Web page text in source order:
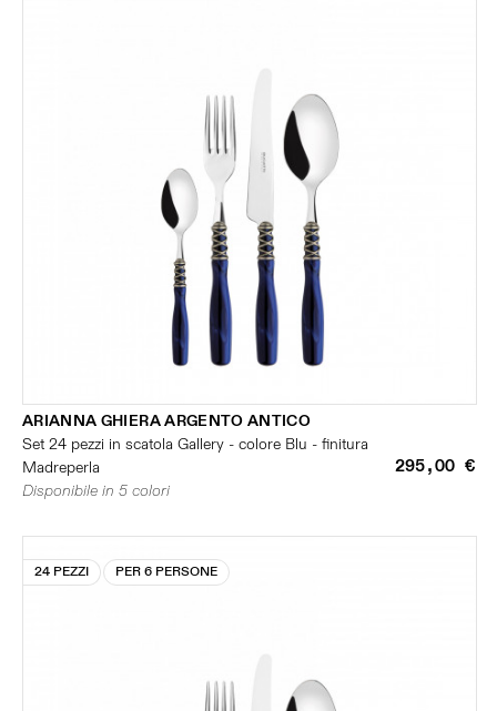
ARIANNA GHIERA ARGENTO ANTICO
Set 24 pezzi in scatola Gallery - colore Blu - finitura
Madreperla
295,00 €
Disponibile in 5 colori
24 PEZZI PER 6 PERSONE